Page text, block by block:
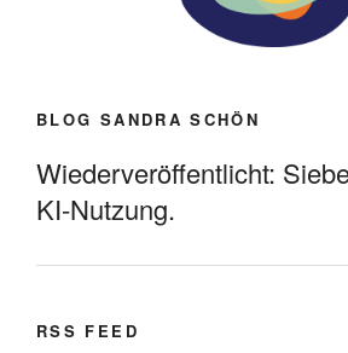
BLOG SANDRA SCHÖN
Wiederveröffentlicht:
KI-Nutzung.
RSS FEED